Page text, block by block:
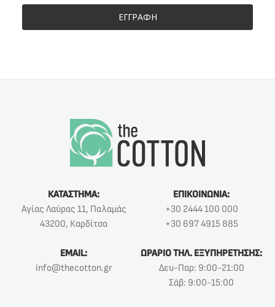
ΕΓΓΡΑΦΗ
ΚΑΤΑΣΤΗΜΑ:
Αγίας Λαύρας 11, Παλαμάς
43200, Καρδίτσα
ΕΠΙΚΟΙΝΩΝΙΑ:
+30 2444 100 000
+30 697 4915 885
EMAIL:
info@thecotton.gr
ΩΡΑΡΙΟ ΤΗΛ. ΕΞΥΠΗΡΕΤΗΣΗΣ:
Δευ-Παρ: 9:00-21:00
Σάβ: 9:00-15:00